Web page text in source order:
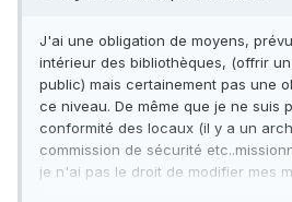
J'ai une obligation de moyens,
intérieur des bibliothèques, (offrir
public) mais certainement pas une
ce niveau. De même que je ne suis
conformité des locaux (il y a un
commission de sécurité
je n'ai pas le droit de modifier mes